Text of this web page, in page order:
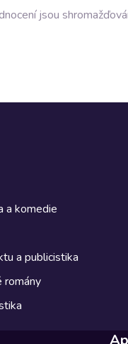
jsou
a komedie
a publicistika
romány